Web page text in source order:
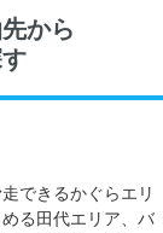
から
できるかぐらエリ
る田代エリア、バ